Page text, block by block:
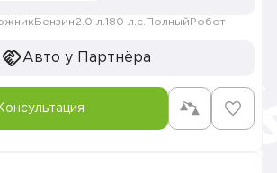
Бензин2.0 л. 180 л.с. Полный Робот
Авто у Партнёра